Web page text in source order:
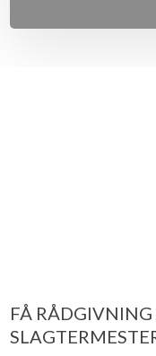
FÅ RÅDGIVNING